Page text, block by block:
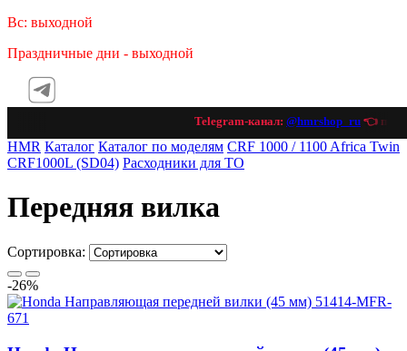
Вс: выходной
Праздничные дни - выходной
Telegram-канал:@hmrshop_ru👈
HMR Каталог Каталог по моделям CRF 1000 / 1100 Africa Twin
CRF1000L (SD04) Расходники для ТО
Передняя вилка
Сортировка:
-26%